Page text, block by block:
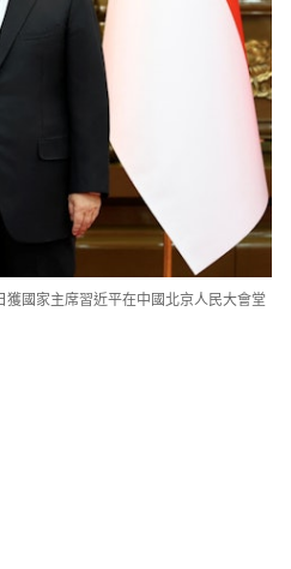
國家主席習近平在中國北京人民大會堂